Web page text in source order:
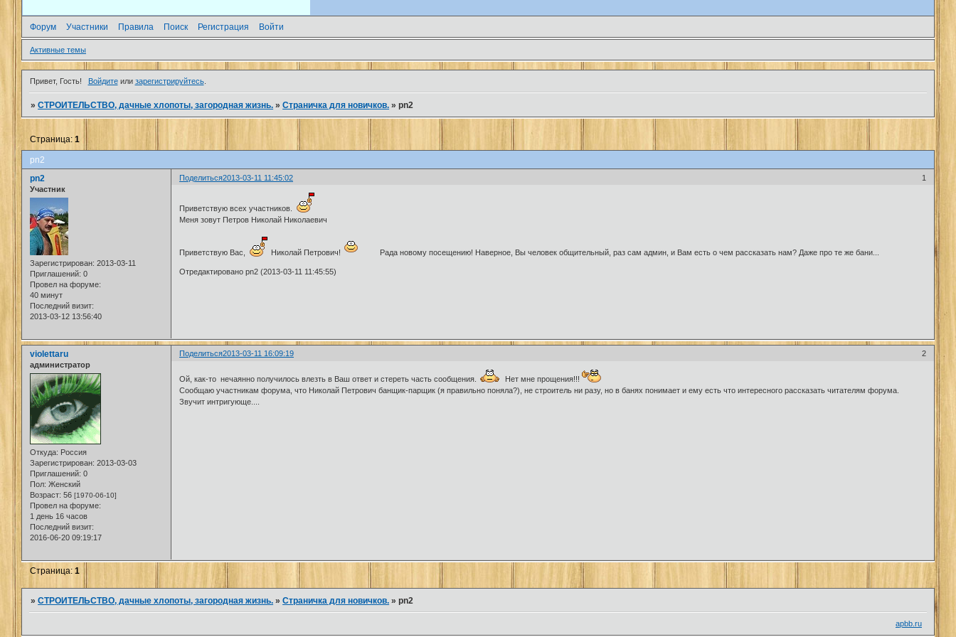
Форум Участники Правила Поиск Регистрация Войти
Активные темы
Привет, Гость! Войдитеили зарегистрируйтесь.
»СТРОИТЕЛЬСТВО, дачные хлопоты, загородная жизнь. »Страничка для новичков. »pn2
pn2
Страница:1
Поделиться 1
2013-03-11 11:45:02
pn2
Участник
Зарегистрирован: 2013-03-11
Приглашений: 0
Провел на форуме:
40 минут
Последний визит:
2013-03-12 13:56:40
Приветствую всех участников.
Меня зовут Петров Николай Николаевич
Приветствую Вас, Николай Петрович! Рада новому посещению! Наверное, Вы человек общительный, раз сам админ, и Вам есть о чем рассказать нам? Даже про те же бани...
Отредактировано pn2 (2013-03-11 11:45:55)
Поделиться 2
2013-03-11 16:09:19
violettaru
администратор
Откуда: Россия
Зарегистрирован: 2013-03-03
Приглашений: 0
Пол: Женский
Возраст: 56 [1970-06-10]
Провел на форуме:
1 день 16 часов
Последний визит:
2016-06-20 09:19:17
Ой, как-то нечаянно получилось влезть в Ваш ответ и стереть часть сообщения.
Нет мне прощения!!!
Сообщаю участникам форума, что Николай Петрович банщик-парщик (я правильно поняла?), не строитель ни разу, но в банях понимает и ему есть что интересного рассказать читателям форума.
Звучит интригующе....
Страница:1
»СТРОИТЕЛЬСТВО, дачные хлопоты, загородная жизнь. »Страничка для новичков. »pn2
apbb.ru